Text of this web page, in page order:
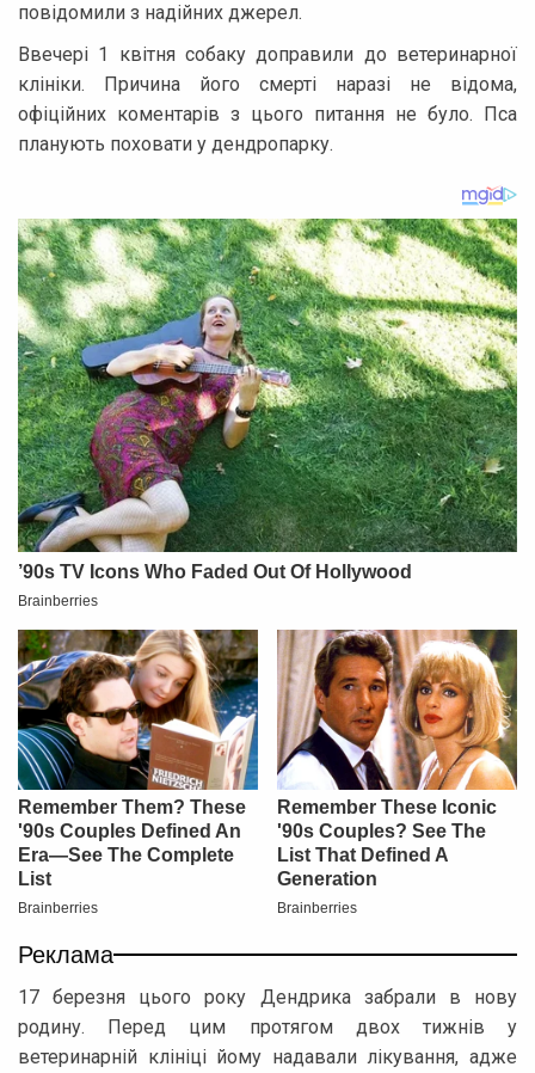
повідомили з надійних джерел.
Ввечері 1 квітня собаку доправили до ветеринарної
клініки. Причина його смерті наразі не відома,
офіційних коментарів з цього питання не було. Пса
планують поховати у дендропарку.
Реклама
17 березня цього року Дендрика забрали в нову
родину. Перед цим протягом двох тижнів у
ветеринарній клініці йому надавали лікування, адже